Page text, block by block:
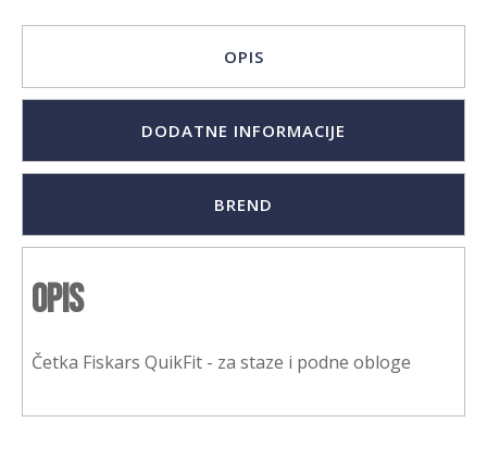
OPIS
DODATNE INFORMACIJE
BREND
Opis
Četka Fiskars QuikFit - za staze i podne obloge